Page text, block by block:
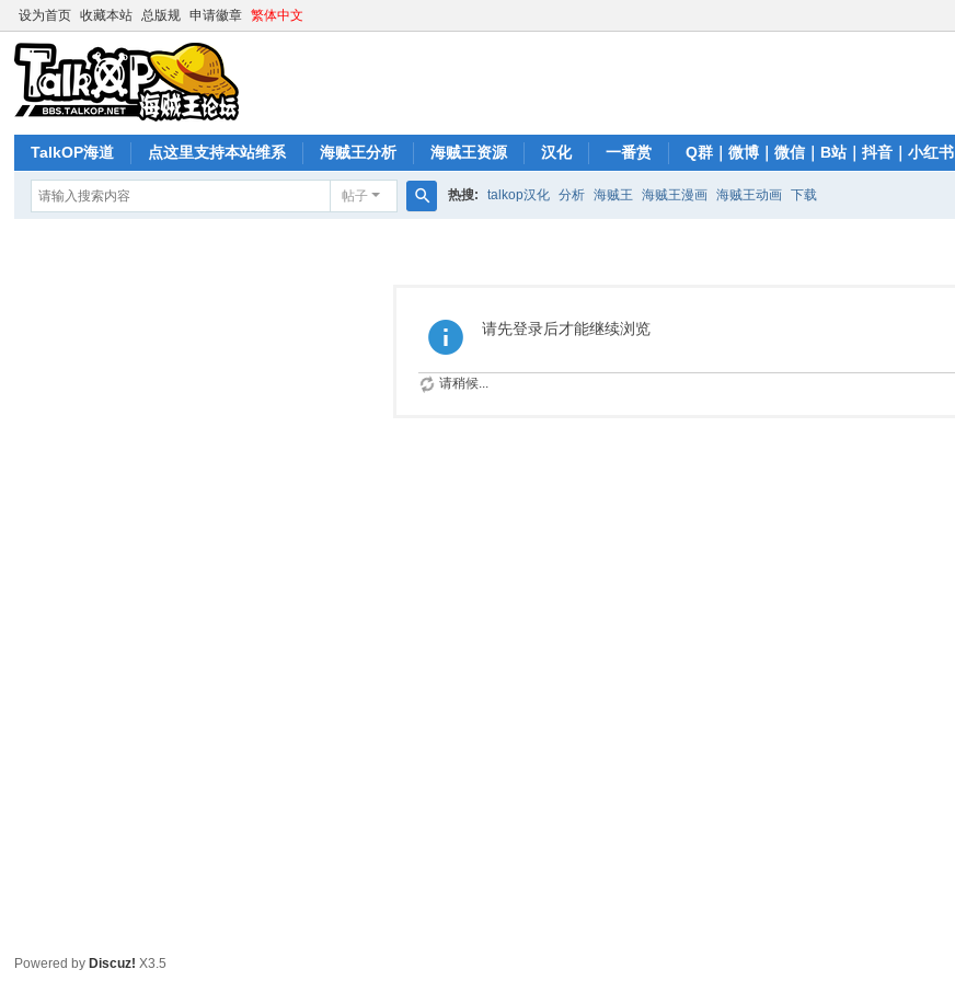
设为首页 收藏本站 总版规 申请徽章 繁体中文
TalkOP海道 点这里支持本站维系 海贼王分析 海贼王资源 汉化 一番赏 Q群｜微博｜微信｜B站｜抖音｜小红书
帖子 热搜: talkop汉化 分析 海贼王 海贼王漫画 海贼王动画 下载
请先登录后才能继续浏览
请稍候...
Powered by Discuz! X3.5